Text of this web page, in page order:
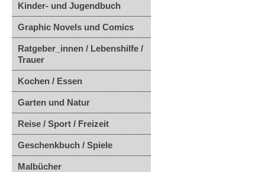
Kinder- und Jugendbuch
Graphic Novels und Comics
Ratgeber_innen / Lebenshilfe /
Trauer
Kochen / Essen
Garten und Natur
Reise / Sport / Freizeit
Geschenkbuch / Spiele
Malbücher